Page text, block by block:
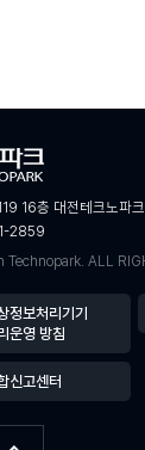
16층 대전테크노파크
2859
ALL
정보처리기기
운영 방침
신고센터